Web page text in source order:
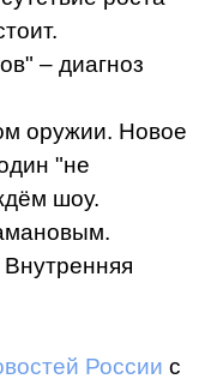
– диагноз
оружии. Новое
"не
шоу.
России с